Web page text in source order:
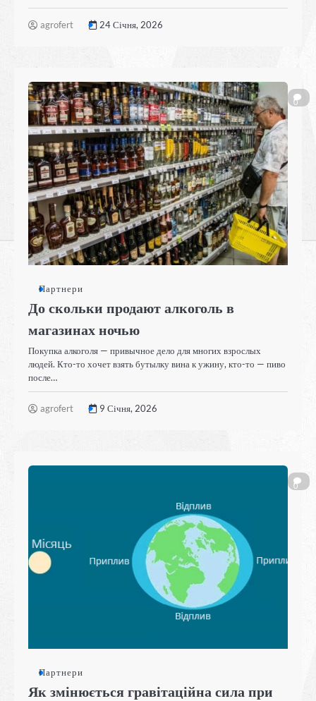
agrofert 24 Січня, 2026
0
Партнери
До скольки продают алкоголь в
магазинах ночью
Покупка алкоголя — привычное дело для многих взрослых
людей. Кто-то хочет взять бутылку вина к ужину, кто-то — пиво
после…
agrofert 9 Січня, 2026
0
Партнери
Як змінюється гравітаційна сила при